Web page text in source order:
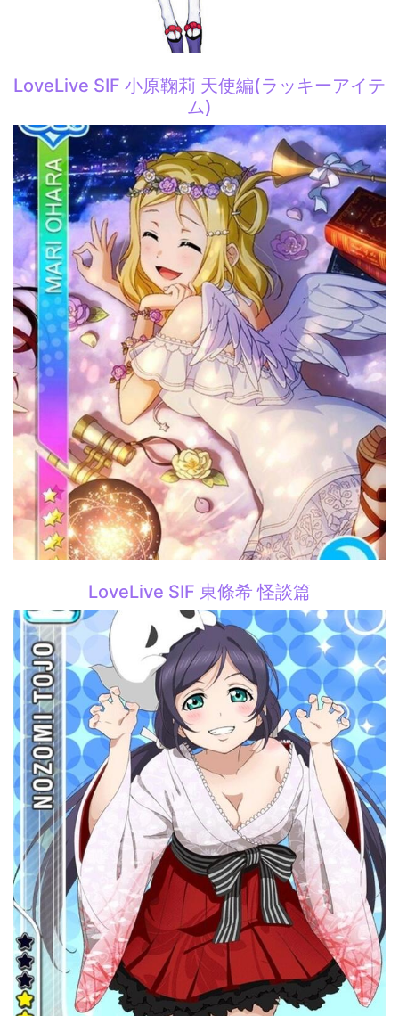
LoveLive SIF 小原鞠莉 天使編(ラッキーアイテ
ム)
LoveLive SIF 東條希 怪談篇